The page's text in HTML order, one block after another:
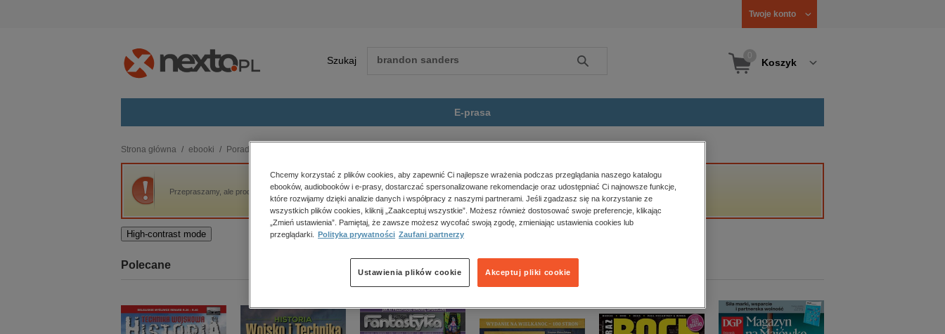
Twoje konto
Szukaj Szukaj Koszyk
E-prasa
budownictwo, aranżacja wnętrz
biznesowe, branżowe, gospodarka
darmowe wydania
edukacja
kobiece, lifestyle, kultura
polityka, społeczno-informacyjne
psychologiczne
inne
popularno-naukowe
historia
zdrowie
religie
Strona główna ebooki Poradniki
Przepraszamy, ale produkt „Prawda o World of Tanks. Sekrety, kulisy, skandale” nie jest dostępny.
High-contrast mode
Polecane
Chcemy korzystać z plików cookies, aby zapewnić Ci najlepsze wrażenia podczas przeglądania naszego katalogu
ebooków, audiobooków i e-prasy, dostarczać spersonalizowane rekomendacje oraz udostępniać Ci najnowsze funkcje,
które rozwijamy dzięki analizie danych i współpracy z naszymi partnerami. Jeśli zgadzasz się na korzystanie ze
wszystkich plików cookies, kliknij „Zaakceptuj wszystkie”. Możesz również dostosować swoje preferencje, klikając
„Zmień ustawienia”. Pamiętaj, że zawsze możesz wycofać swoją zgodę, zmieniając ustawienia cookies lub
przeglądarki.
Polityka prywatności Zaufani partnerzy
Akceptuj pliki cookie
Ustawienia plików cookie